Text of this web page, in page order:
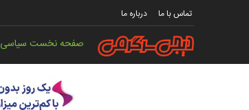
تماس با ما درباره ما
صفحه نخستسیاسی